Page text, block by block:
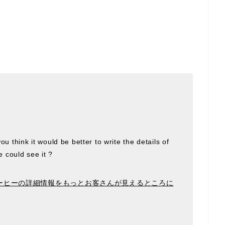
you think it would be better to write the details of
could see it ?
ーの詳細情報をもっとお客さんが見えるところに